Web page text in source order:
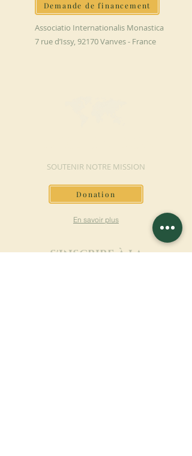
Demande de financement
Associatio Internationalis Monastica
7 rue d’Issy, 92170 Vanves - France
SOUTENIR NOTRE MISSION
Donation
En savoir plus
S'INSCRIRE À LA